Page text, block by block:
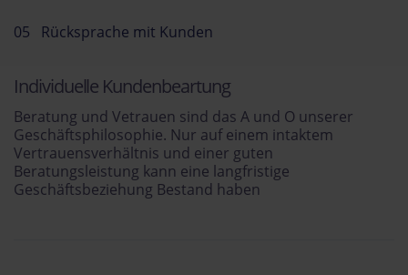
05 Rücksprache mit Kunden
Individuelle Kundenbeartung
Beratung und Vetrauen sind das A und O unserer
Geschäftsphilosophie. Nur auf einem intaktem
Vertrauensverhältnis und einer guten
Beratungsleistung kann eine langfristige
Geschäftsbeziehung Bestand haben